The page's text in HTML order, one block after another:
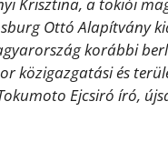
Ottó Alapítvány
korábbi
közigazgatási és
Ejcsiró író,